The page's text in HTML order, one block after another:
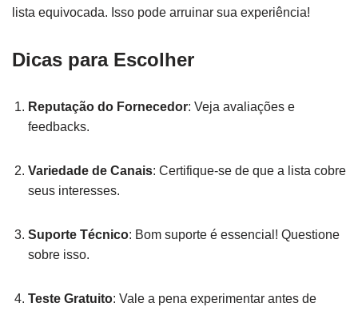
lista equivocada. Isso pode arruinar sua experiência!
Dicas para Escolher
Reputação do Fornecedor: Veja avaliações e
feedbacks.
Variedade de Canais: Certifique-se de que a lista cobre
seus interesses.
Suporte Técnico: Bom suporte é essencial! Questione
sobre isso.
Teste Gratuito: Vale a pena experimentar antes de